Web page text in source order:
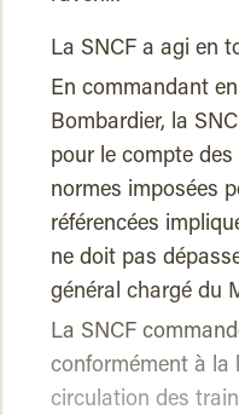
La SNCF a agi en
En commandant
Bombardier, la
pour le compte
normes imposées
référencées
ne doit pas
général chargé du
La SNCF
conformément à la
circulation des